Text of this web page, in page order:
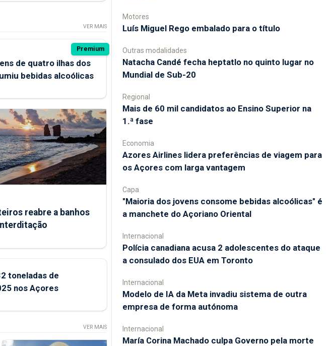
VER MAIS
Premium
de quatro ilhas dos
bebidas alcoólicas
reabre a banhos
toneladas de
nos Açores
VER MAIS
Motores
Luís Miguel Rego embalado para o título
Outras modalidades
Natacha Candé fecha heptatlo no quinto lugar no
Mundial de Sub-20
Regional
Mais de 60 mil candidatos ao Ensino Superior na
1.ª fase
Economia
Azores Airlines lidera preferências de viagem para
os Açores com larga vantagem
Capa
"Maioria dos jovens consome bebidas alcoólicas" é
a manchete do Açoriano Oriental
Internacional
Polícia canadiana acusa 2 adolescentes do ataque
a consulado dos EUA em Toronto
Internacional
Modelo de IA da Meta invadiu sistema de outra
empresa de forma autónoma
Internacional
María Corina Machado culpa Governo pela morte